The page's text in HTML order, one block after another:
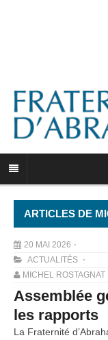
ARTICLES DE
20 MAI 2026
ACTUALITÉS
MICHEL ROSTAGNAT
Assemblée
les rapports
La Fraternité